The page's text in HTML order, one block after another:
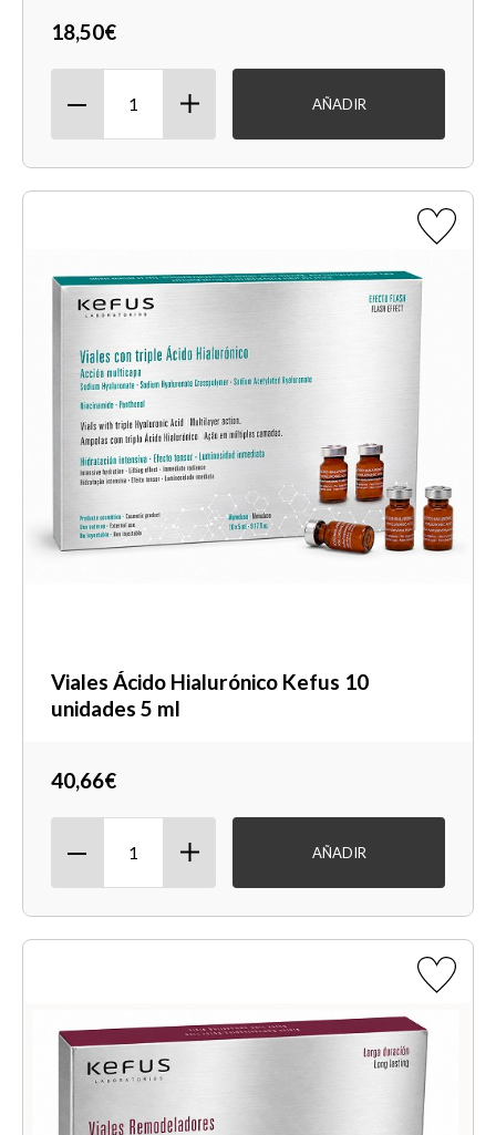
18,50€
AÑADIR
Viales Ácido Hialurónico Kefus 10
unidades 5 ml
40,66€
AÑADIR